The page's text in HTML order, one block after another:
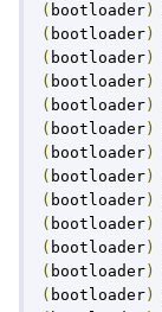
( bootloader)
( bootloader)
( bootloader)
( bootloader)
( bootloader)
( bootloader)
( bootloader)
( bootloader)
( bootloader)
( bootloader)
( bootloader)
( bootloader)
( bootloader)